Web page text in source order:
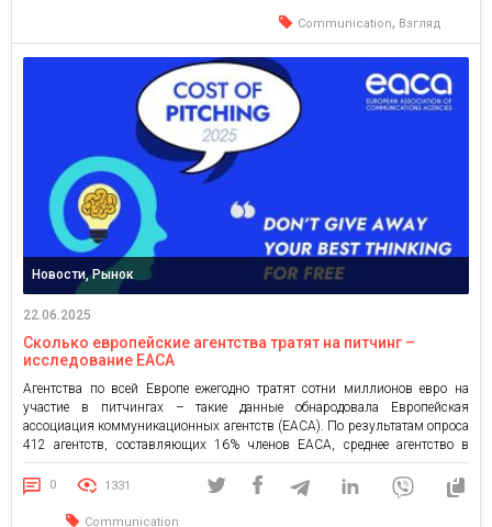
Communication, Взгляд
Новости, Рынок
22.06.2025
Сколько европейские агентства тратят на питчинг –
исследование EACA
Агентства по всей Европе ежегодно тратят сотни миллионов евро на
участие в питчингах – такие данные обнародовала Европейская
ассоциация коммуникационных агентств (EACA). По результатам опроса
412 агентств, составляющих 16% членов EACA, среднее агентство в
настоящее время тратит 650 937 евро в год только на участие в тендерах
за новых клиентов. Всеукраинская рекламная коалиция, как член […]
0 1331
Communication